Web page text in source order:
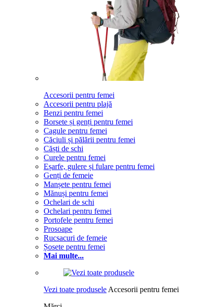
Accesorii pentru femei
Accesorii pentru plajă
Benzi pentru femei
Borsete și genți pentru femei
Cagule pentru femei
Căciuli și pălării pentru femei
Căști de schi
Curele pentru femei
Eșarfe, gulere și fulare pentru femei
Genți de femeie
Manșete pentru femei
Mănuși pentru femei
Ochelari de schi
Ochelari pentru femei
Portofele pentru femei
Prosoape
Rucsacuri de femeie
Șosete pentru femei
Mai multe...
Vezi toate produsele Accesorii pentru femei